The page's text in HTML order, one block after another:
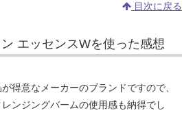
目次に戻る
エッセンスWを使った感想
得意なメーカーのブランドですので、
ンジングバームの使用感も納得でし